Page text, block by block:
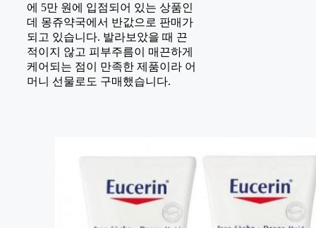
에 5만 원에 입점되어 있는 상품인
데 몽쥬약국에서 반값으로 판매가
되고 있습니다. 발라보았을 때 끈
적이지 않고 피부주름이 매끈하게
케어되는 점이 만족한 제품이라 어
머니 선물로도 구매했습니다.